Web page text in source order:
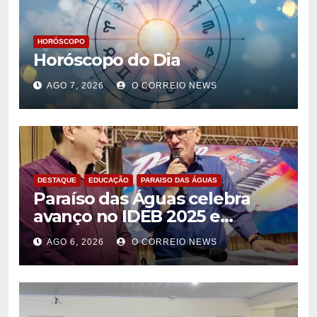
HORÓSCOPO
Horóscopo do Dia
AGO 7, 2026 O CORREIO NEWS
DESTAQUE EDUCAÇÃO PARAISO DAS ÁGUAS
Paraíso das Águas celebra
avanço no IDEB 2025 e
reforça compromisso com
uma educação pública de
qualidade
AGO 6, 2026 O CORREIO NEWS